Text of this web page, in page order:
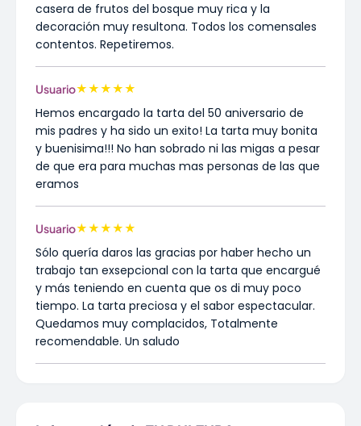
casera de frutos del bosque muy rica y la
decoración muy resultona. Todos los comensales
contentos. Repetiremos.
Usuario★★★★★
Hemos encargado la tarta del 50 aniversario de
mis padres y ha sido un exito! La tarta muy bonita
y buenisima!!! No han sobrado ni las migas a pesar
de que era para muchas mas personas de las que
eramos
Usuario★★★★★
Sólo quería daros las gracias por haber hecho un
trabajo tan exsepcional con la tarta que encargué
y más teniendo en cuenta que os di muy poco
tiempo. La tarta preciosa y el sabor espectacular.
Quedamos muy complacidos, Totalmente
recomendable. Un saludo